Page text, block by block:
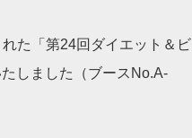
た「第24回ダイエット＆ビ
しました（ブースNo.A-